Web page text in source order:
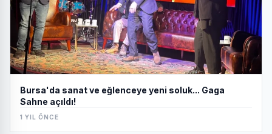
Bursa'da sanat ve eğlenceye yeni soluk... Gaga
Sahne açıldı!
1 YIL ÖNCE